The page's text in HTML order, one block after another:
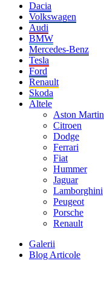
Dacia
Volkswagen
Audi
BMW
Mercedes-Benz
Tesla
Ford
Renault
Skoda
Altele
Aston Martin
Citroen
Dodge
Ferrari
Fiat
Hummer
Jaguar
Lamborghini
Peugeot
Porsche
Renault
Galerii
Blog Articole